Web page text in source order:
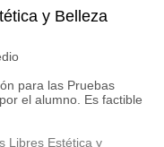
y Belleza
para las Pruebas
el alumno. Es factible
Libres Estética y